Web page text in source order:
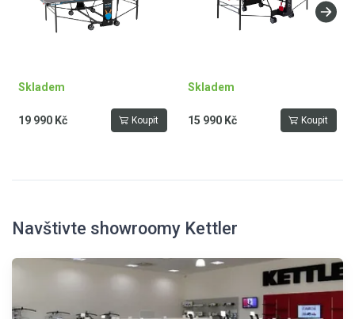
mechanismus sklopení,
hmotnost 59,5 kg, vyroben
v Německu
Skladem
19 990 Kč Koupit
součástí stolu, držák na pálky
a míčky, bezpečný
Skladem
15 990 Kč Koupit
Navštivte showroomy Kettler